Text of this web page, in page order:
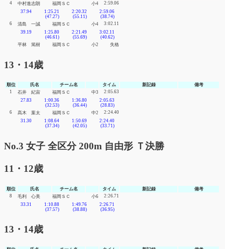
4
中村進志朗 福岡ＳＣ 小4
2:59.06
37.94
1:25.21
(47.27)
2:20.32
(55.11)
2:59.06
(38.74)
6
清島 一誠 福岡ＳＣ 小4
3:02.11
39.19
1:25.80
(46.61)
2:21.49
(55.69)
3:02.11
(40.62)
平林 篤樹
福岡ＳＣ 小2 失格
13・14歳
順位 氏名 チーム名 タイム 新記録
備考
1
石井 紀宙 福岡ＳＣ 中3
2:05.63
27.83
1:00.36
(32.53)
1:36.80
(36.44)
2:05.63
(28.83)
6
髙木 葉太 福岡ＳＣ 中2
2:24.40
31.30
1:08.64
(37.34)
1:50.69
(42.05)
2:24.40
(33.71)
No.3 女子 全区分 200m 自由形 Ｔ決勝
11・12歳
順位 氏名 チーム名 タイム 新記録
備考
8
毛利 心美 福岡ＳＣ 小6
2:26.71
33.31
1:10.88
(37.57)
1:49.76
(38.88)
2:26.71
(36.95)
13・14歳